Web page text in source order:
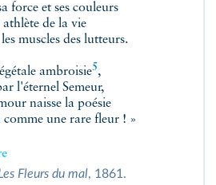
force et ses couleurs
de la vie
muscles des lutteurs.
ambroisie5,
l'éternel Semeur,
naisse la poésie
une rare fleur ! »
Fleurs du mal, 1861.